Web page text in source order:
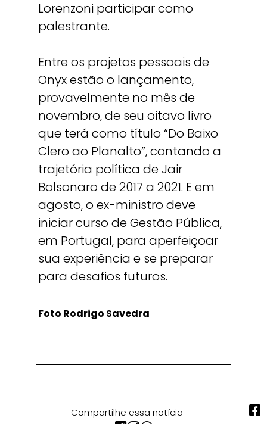
Lorenzoni participar como
palestrante.
Entre os projetos pessoais de
Onyx estão o lançamento,
provavelmente no mês de
novembro, de seu oitavo livro
que terá como título “Do Baixo
Clero ao Planalto”, contando a
trajetória política de Jair
Bolsonaro de 2017 a 2021. E em
agosto, o ex-ministro deve
iniciar curso de Gestão Pública,
em Portugal, para aperfeiçoar
sua experiência e se preparar
para desafios futuros.
Foto Rodrigo Savedra
Compartilhe essa notícia